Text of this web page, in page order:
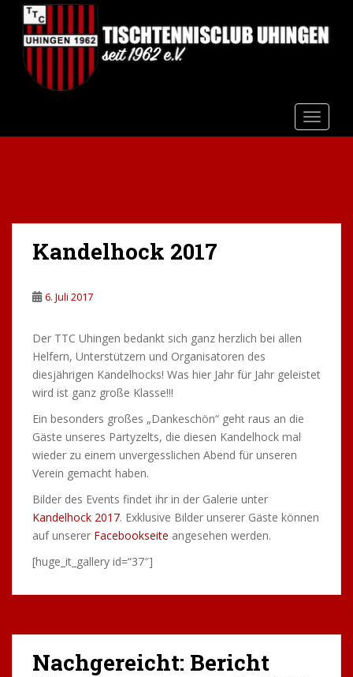
a
Kandelhock 2017
6. Juli 2017
Der TTC Uhingen bedankt sich ganz herzlich bei allen
Helfern, Unterstützern und Organisatoren des
diesjährigen Kandelhocks! Was hier Jahr für Jahr geleistet
wird ist ganz große Klasse!!!
Ein besonders großes „Dankeschön“ geht raus an die
Gäste unseres Partyzelts, die diesen Kandelhock mal
wieder zu einem unvergesslichen Abend für unseren
Verein gemacht haben.
Bilder des Events findet ihr in der Galerie unter
Kandelhock 2017. Exklusive Bilder unserer Gäste können
auf unserer Facebookseite angesehen werden.
[huge_it_gallery id=“37″]
Nachgereicht: Bericht